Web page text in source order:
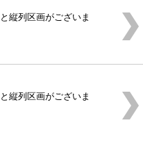
縦列区画がございま
縦列区画がございま